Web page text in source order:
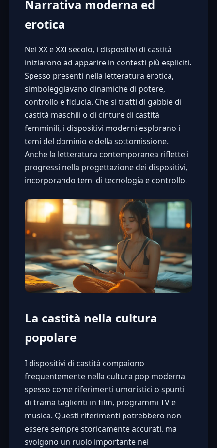
Narrativa moderna ed
erotica
Nel XX e XXI secolo, i dispositivi di castità
iniziarono ad apparire in contesti più espliciti.
Spesso presenti nella letteratura erotica,
simboleggiavano dinamiche di potere,
controllo e fiducia. Che si tratti di gabbie di
castità maschili o di cinture di castità
femminili, i dispositivi moderni esplorano i
temi del dominio e della sottomissione.
Anche la letteratura contemporanea riflette i
progressi nella progettazione dei dispositivi,
incorporando temi di tecnologia e controllo.
La castità nella cultura
popolare
I dispositivi di castità compaiono
frequentemente nella cultura pop moderna,
spesso come riferimenti umoristici o spunti
di trama taglienti in film, programmi TV e
musica. Questi riferimenti potrebbero non
essere sempre storicamente accurati, ma
svolgono un ruolo importante nel